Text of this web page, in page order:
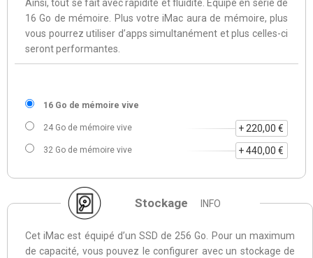
Ainsi, tout se fait avec rapidité et fluidité. Équipé en série de
16 Go de mémoire. Plus votre iMac aura de mémoire, plus
vous pourrez utiliser d’apps simultanément et plus celles-ci
seront performantes.
16 Go de mémoire vive
24 Go de mémoire vive + 220,00 €
32 Go de mémoire vive + 440,00 €
Stockage INFO
Cet iMac est équipé d’un SSD de 256 Go. Pour un maximum
de capacité, vous pouvez le configurer avec un stockage de